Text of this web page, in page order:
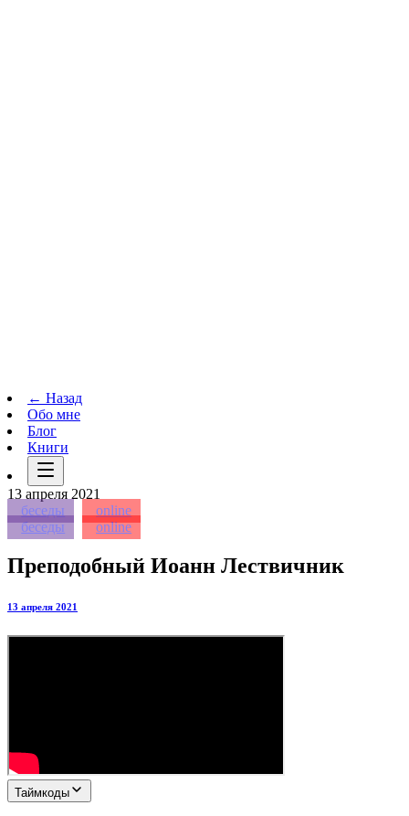
← Назад
Обо мне
Блог
Книги
13 апреля 2021
беседы
online
беседы
online
Преподобный Иоанн Лествичник
13 апреля 2021
Таймкоды